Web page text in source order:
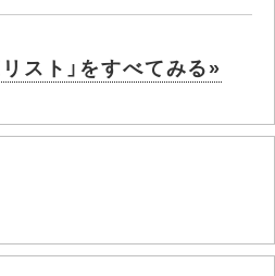
スト」をすべてみる»